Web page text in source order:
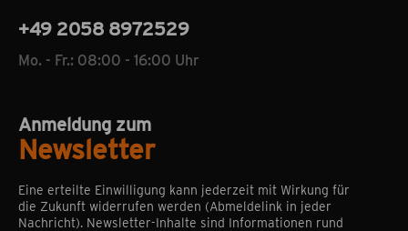
+49 2058 8972529
Mo. - Fr.: 08:00 - 16:00 Uhr
Anmeldung zum
Newsletter
Eine erteilte Einwilligung kann jederzeit mit Wirkung für
die Zukunft widerrufen werden (Abmeldelink in jeder
Nachricht). Newsletter-Inhalte sind Informationen rund